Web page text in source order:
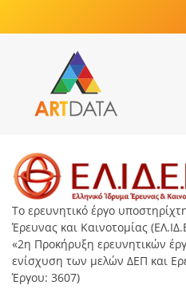
Το ερευνητικό έργο
Έρευνας και Καινοτομίας
«2η Προκήρυξη ερευνητικών
ενίσχυση των μελών ΔΕΠ και
Έργου: 3607)